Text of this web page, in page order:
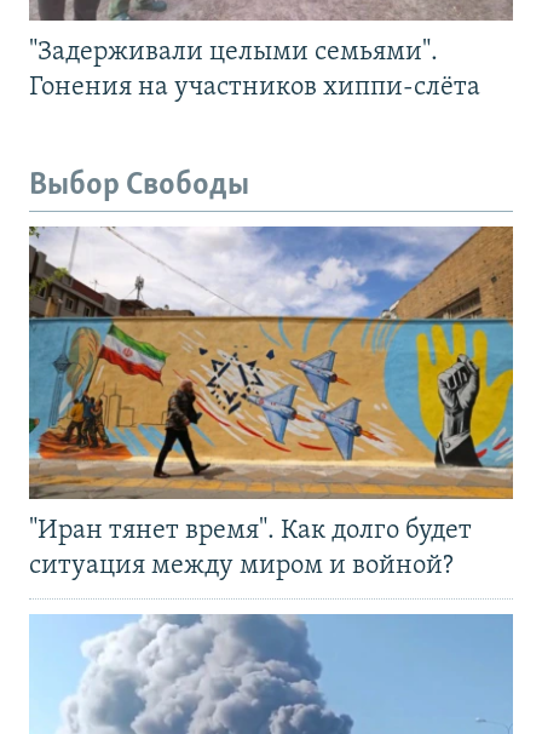
"Задерживали целыми семьями".
Гонения на участников хиппи-слёта
Выбор Свободы
"Иран тянет время". Как долго будет
ситуация между миром и войной?